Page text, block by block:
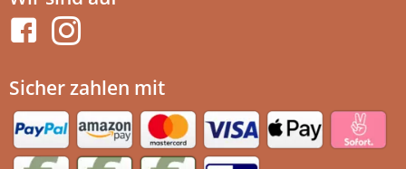
Sicher zahlen mit